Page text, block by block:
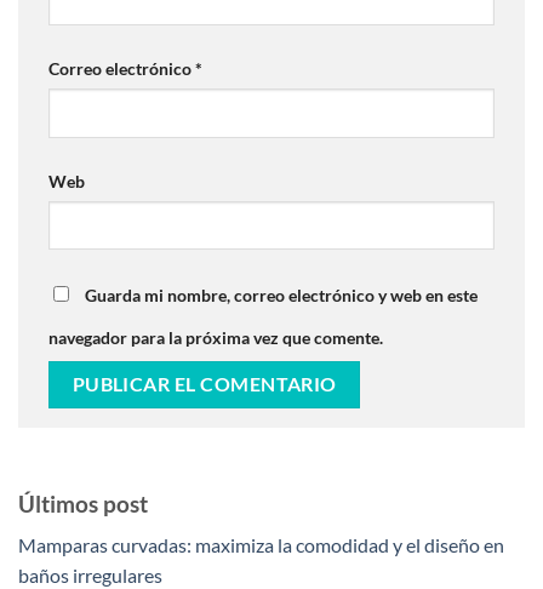
Correo electrónico*
Web
Guarda mi nombre, correo electrónico y web en este
navegador para la próxima vez que comente.
Últimos post
Mamparas curvadas: maximiza la comodidad y el diseño en
baños irregulares